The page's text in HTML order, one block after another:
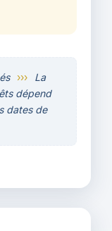
›››
La
dépend
dates de